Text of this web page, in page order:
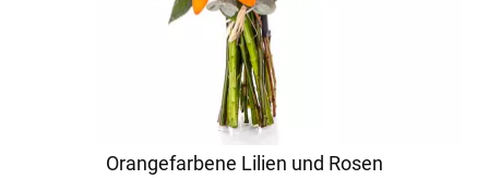
Orangefarbene Lilien und Rosen